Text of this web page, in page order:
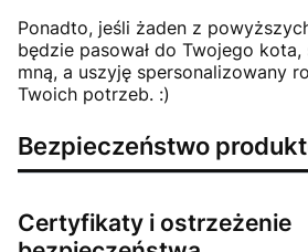
Ponadto, jeśli żaden z
będzie pasował do Twojego
mną, a uszyję spersonalizowany
Twoich potrzeb. :)
Bezpieczeństwo
Certyfikaty i ostrzeżenie